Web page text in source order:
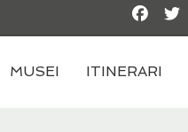
MUSEI ITINERARI